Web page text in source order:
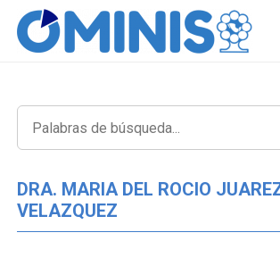
DRA. MARIA DEL ROCIO
VELAZQUEZ